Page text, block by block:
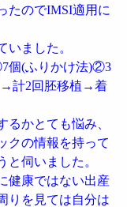
たのでIMSI適用に
ました。
個(ふりかけ法)②3
→計2回胚移植→着
るかとても悩み、
クの情報を持って
と伺いました。
健康ではない出産
りを見ては自分は